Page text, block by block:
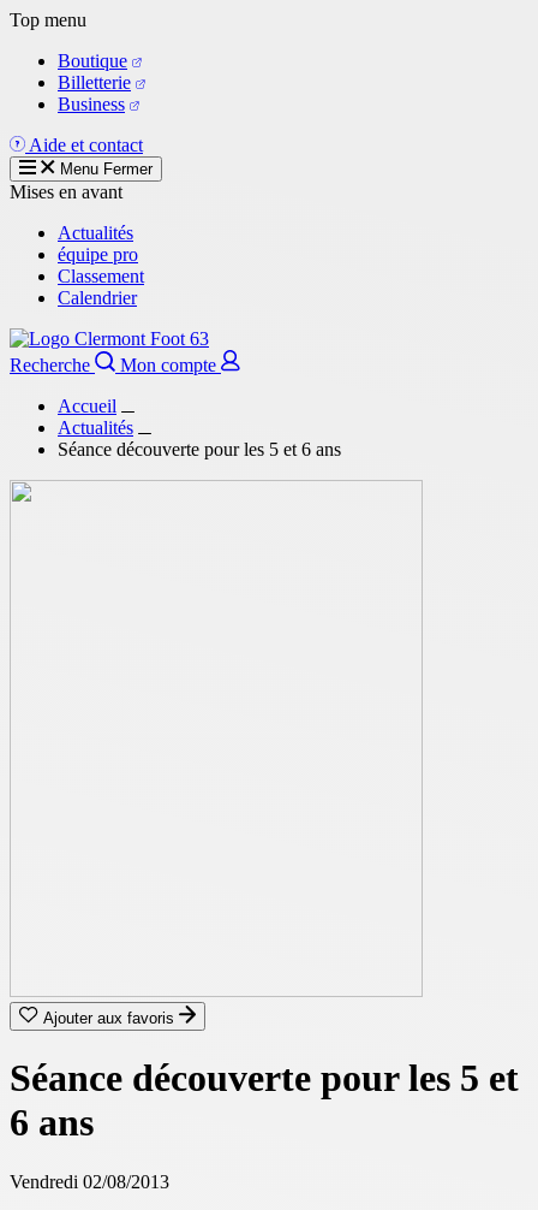
Aller
contenu
principal
Top menu
Boutique
Billetterie
Business
Aide et contact
Menu Fermer
Mises en avant
Actualités
équipe pro
Classement
Calendrier
Recherche
Mon compte
Accueil
Actualités
Séance découverte pour les 5 et 6 ans
Ajouter aux favoris
Séance découverte pour les 5 et
6 ans
Vendredi 02/08/2013